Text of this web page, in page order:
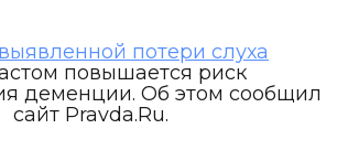
потери слуха
повышается риск
деменции. Об этом сообщил
сайт Pravda.Ru.